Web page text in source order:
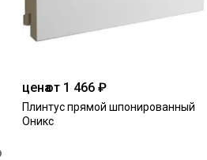
ценаот 1 466 ₽
Плинтус прямой шпонированный
Оникс